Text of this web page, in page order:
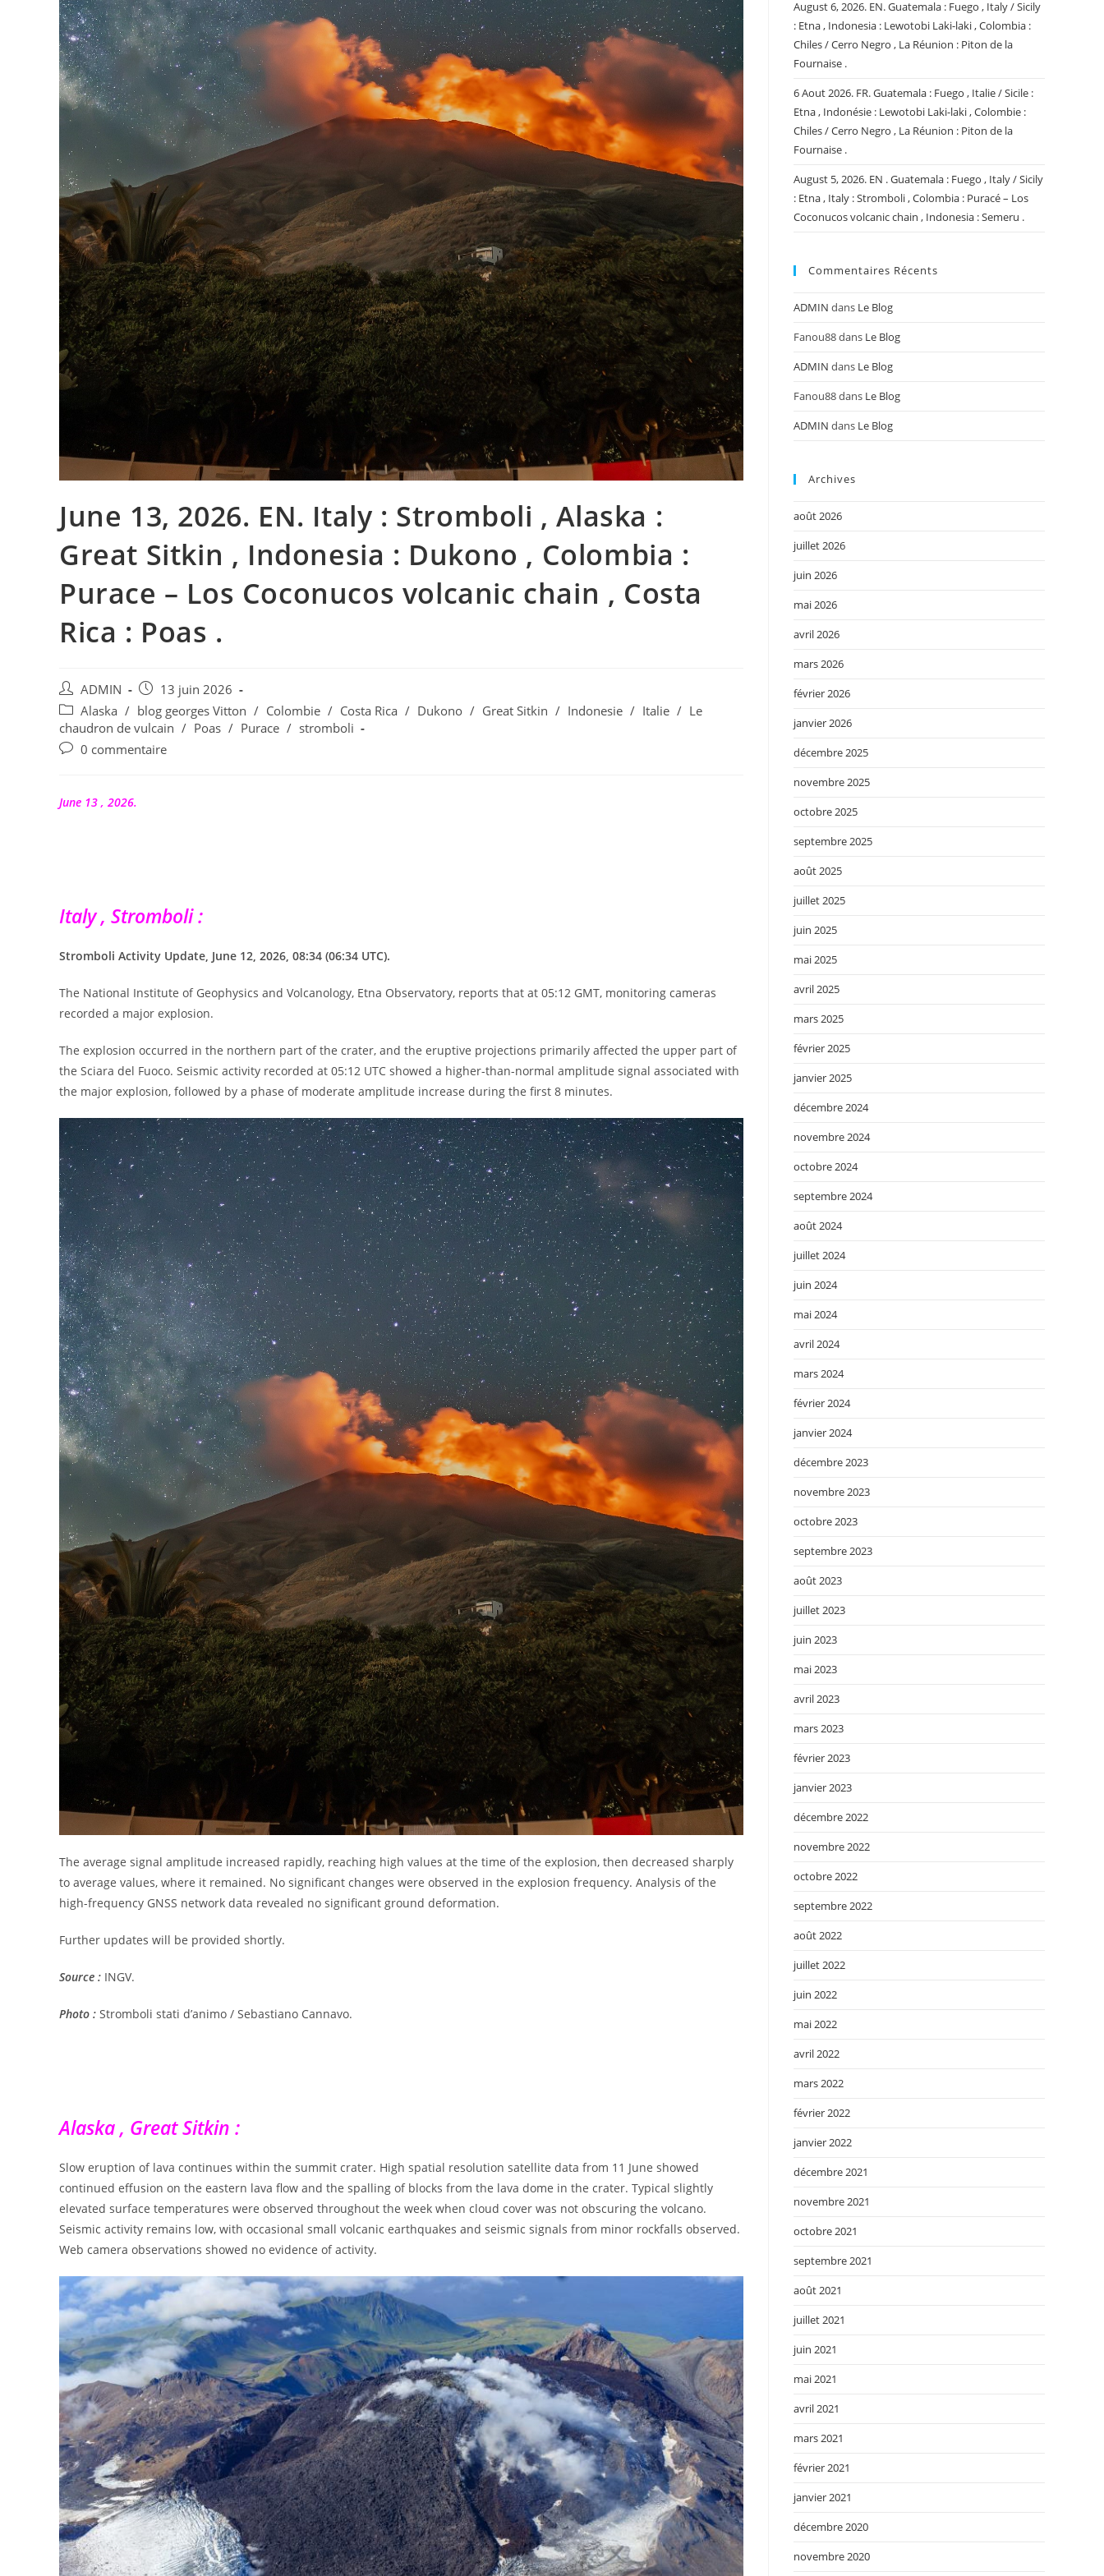
June 13, 2026. EN. Italy : Stromboli , Alaska :
Great Sitkin , Indonesia : Dukono , Colombia :
Purace – Los Coconucos volcanic chain , Costa
Rica : Poas .
Auteur/autrice
de
la
publication :
ADMIN
Publication
publiée :
13 juin 2026
Post
category:
Alaska / blog georges Vitton / Colombie / Costa Rica / Dukono / Great Sitkin / Indonesie / Italie / Le
chaudron de vulcain / Poas / Purace / stromboli
Commentaires
publication :
0 commentaire
June 13 , 2026.
Italy , Stromboli :
Stromboli Activity Update, June 12, 2026, 08:34 (06:34 UTC).
The National Institute of Geophysics and Volcanology, Etna Observatory, reports that at 05:12 GMT, monitoring cameras
recorded a major explosion.
The explosion occurred in the northern part of the crater, and the eruptive projections primarily affected the upper part of
the Sciara del Fuoco. Seismic activity recorded at 05:12 UTC showed a higher-than-normal amplitude signal associated with
the major explosion, followed by a phase of moderate amplitude increase during the first 8 minutes.
The average signal amplitude increased rapidly, reaching high values ​​at the time of the explosion, then decreased sharply
to average values, where it remained. No significant changes were observed in the explosion frequency. Analysis of the
high-frequency GNSS network data revealed no significant ground deformation.
Further updates will be provided shortly.
Source : INGV.
Photo : Stromboli stati d’animo / Sebastiano Cannavo.
Alaska , Great Sitkin :
Slow eruption of lava continues within the summit crater. High spatial resolution satellite data from 11 June showed
continued effusion on the eastern lava flow and the spalling of blocks from the lava dome in the crater. Typical slightly
elevated surface temperatures were observed throughout the week when cloud cover was not obscuring the volcano.
Seismic activity remains low, with occasional small volcanic earthquakes and seismic signals from minor rockfalls observed.
Web camera observations showed no evidence of activity.
August 6, 2026. EN. Guatemala : Fuego , Italy / Sicily
: Etna , Indonesia : Lewotobi Laki-laki , Colombia :
Chiles / Cerro Negro , La Réunion : Piton de la
Fournaise .
6 Aout 2026. FR. Guatemala : Fuego , Italie / Sicile :
Etna , Indonésie : Lewotobi Laki-laki , Colombie :
Chiles / Cerro Negro , La Réunion : Piton de la
Fournaise .
August 5, 2026. EN . Guatemala : Fuego , Italy / Sicily
: Etna , Italy : Stromboli , Colombia : Puracé – Los
Coconucos volcanic chain , Indonesia : Semeru .
Commentaires Récents
ADMIN dans Le Blog
Fanou88dans Le Blog
ADMIN dans Le Blog
Fanou88dans Le Blog
ADMIN dans Le Blog
Archives
août 2026
juillet 2026
juin 2026
mai 2026
avril 2026
mars 2026
février 2026
janvier 2026
décembre 2025
novembre 2025
octobre 2025
septembre 2025
août 2025
juillet 2025
juin 2025
mai 2025
avril 2025
mars 2025
février 2025
janvier 2025
décembre 2024
novembre 2024
octobre 2024
septembre 2024
août 2024
juillet 2024
juin 2024
mai 2024
avril 2024
mars 2024
février 2024
janvier 2024
décembre 2023
novembre 2023
octobre 2023
septembre 2023
août 2023
juillet 2023
juin 2023
mai 2023
avril 2023
mars 2023
février 2023
janvier 2023
décembre 2022
novembre 2022
octobre 2022
septembre 2022
août 2022
juillet 2022
juin 2022
mai 2022
avril 2022
mars 2022
février 2022
janvier 2022
décembre 2021
novembre 2021
octobre 2021
septembre 2021
août 2021
juillet 2021
juin 2021
mai 2021
avril 2021
mars 2021
février 2021
janvier 2021
décembre 2020
novembre 2020